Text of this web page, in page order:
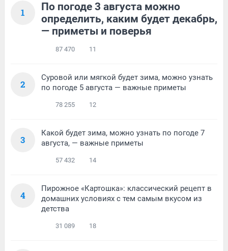
1
По погоде 3 августа можно
определить, каким будет декабрь,
— приметы и поверья
87 470 11
2
Суровой или мягкой будет зима, можно узнать
по погоде 5 августа — важные приметы
78 255 12
3
Какой будет зима, можно узнать по погоде 7
августа, — важные приметы
57 432 14
4
Пирожное «Картошка»: классический рецепт в
домашних условиях с тем самым вкусом из
детства
31 089 18